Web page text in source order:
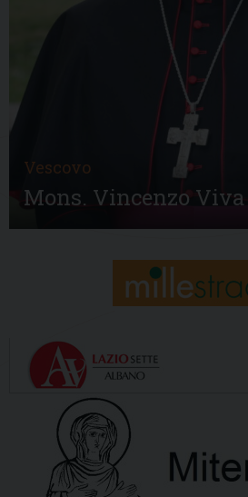
Vescovo
Mons. Vincenzo Viva